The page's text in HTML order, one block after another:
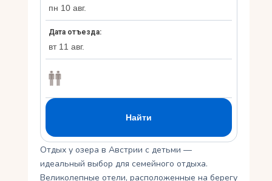
Отдых у озера в Австрии с детьми —
идеальный выбор для семейного отдыха.
Великолепные отели, расположенные на берегу